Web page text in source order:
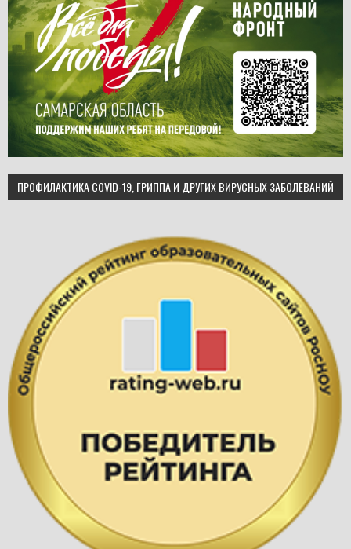
ПРОФИЛАКТИКА COVID-19, ГРИППА И ДРУГИХ ВИРУСНЫХ ЗАБОЛЕВАНИЙ